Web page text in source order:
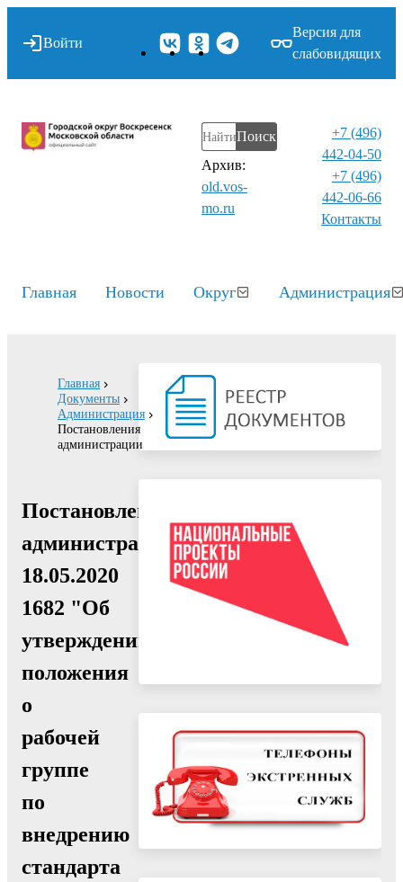
Войти
Версия для
слабовидящих
Поиск
Архив:
old.vos-
mo.ru
+7 (496)
442-04-50
+7 (496)
442-06-66
Контакты⁠
Главная Новости Округ Администрация
Главная
Документы
Администрация
Постановления
администрации
Постановление
администрации
18.05.2020
1682 "Об
утверждении
положения
о
рабочей
группе
по
внедрению
стандарта